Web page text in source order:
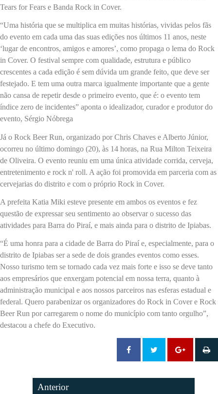
Tears for Fears e Banda Rock in Cover.
“Uma história que se multiplica em muitas histórias, vividas pelos fãs
do evento em cada uma das suas edições nos últimos 11 anos, neste
‘lugar de encontros, amigos e amores’, como propaga o lema do Rock
in Cover. O festival sempre com qualidade, estrutura e público
crescentes a cada edição é sem dúvida um grande feito, que deve ser
festejado. E tem uma outra marca igualmente importante que a gente
não cansa de repetir desde o primeiro evento, que é: o evento tem
índice zero de incidentes” aponta o idealizador, curador e produtor do
evento, Sérgio Nóbrega
Já o Rock Beer Run, organizado por Chris Chaves e Alberto Júnior,
ocorreu no último domingo (20), às 14 horas, na Rua Milton Teixeira
de Oliveira. O evento reuniu em uma única atividade corrida, cerveja,
entretenimento e rock n' roll. A ação foi promovida em parceria com as
cervejarias do distrito e com o próprio Rock in Cover.
A prefeita Katia Miki esteve presente em ambos os eventos e fez
questão de expressar seu sentimento ao observar o sucesso das
atividades para Barra do Piraí, e mais ainda para o distrito de Ipiabas.
“É uma honra para a cidade de Barra do Piraí e, especialmente, para o
distrito de Ipiabas ser a sede de dois grandes eventos como esses.
Nosso turismo tem se tornado cada vez mais forte e isso se deve tanto
aos empresários que enxergam potencial em nossa terra, quanto à
administração municipal e aos nossos parceiros nas esferas estadual e
federal. Quero parabenizar os organizadores do Rock in Cover e Rock
Beer Run por carregarem o nome do município com tanto orgulho”,
destacou a chefe do Executivo.
Anterior